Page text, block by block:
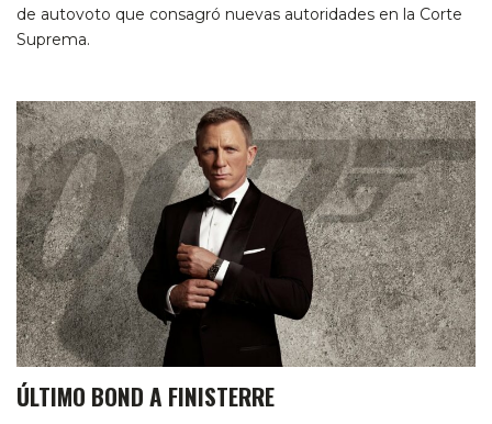
de autovoto que consagró nuevas autoridades en la Corte
Suprema.
ÚLTIMO BOND A FINISTERRE